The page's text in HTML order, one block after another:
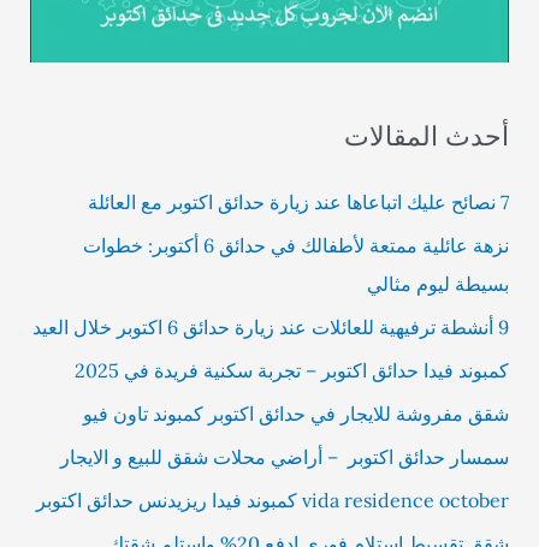
أحدث المقالات
7 نصائح عليك اتباعاها عند زيارة حدائق اكتوبر مع العائلة
نزهة عائلية ممتعة لأطفالك في حدائق 6 أكتوبر: خطوات
بسيطة ليوم مثالي
9 أنشطة ترفيهية للعائلات عند زيارة حدائق 6 اكتوبر خلال العيد
كمبوند فيدا حدائق اكتوبر – تجربة سكنية فريدة في 2025
شقق مفروشة للايجار في حدائق اكتوبر كمبوند تاون فيو
سمسار حدائق اكتوبر – أراضي محلات شقق للبيع و الايجار
vida residence october كمبوند فيدا ريزيدنس حدائق اكتوبر